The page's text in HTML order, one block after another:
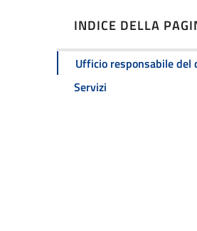
INDICE DELLA
Ufficio responsabile del
Servizi